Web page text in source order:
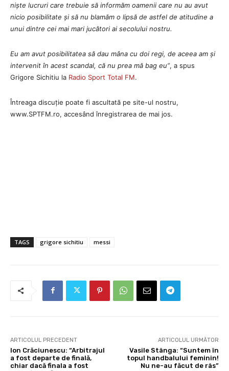
niște lucruri care trebuie să informăm oamenii care nu au avut
nicio posibilitate și să nu blamăm o lipsă de astfel de atitudine a
unui dintre cei mai mari jucători ai secolului nostru.
Eu am avut posibilitatea să dau mâna cu doi regi, de aceea am și
intervenit în acest scandal, că nu prea mă bag eu”, a spus
Grigore Sichitiu la Radio Sport Total FM.
Întreaga discuție poate fi ascultată pe site-ul nostru,
www.SPTFM.ro, accesând înregistrarea de mai jos.
TAGS grigore sichitiu messi
ARTICOLUL PRECEDENT
Ion Crăciunescu: “Arbitrajul
a fost departe de finală,
chiar dacă finala a fost
ARTICOLUL URMĂTOR
Vasile Stânga: “Suntem în
topul handbalului feminin!
Nu ne-au făcut de râs”